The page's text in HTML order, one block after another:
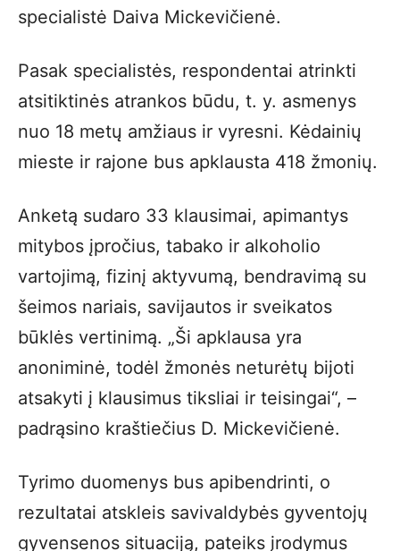
specialistė Daiva Mickevičienė.
Pasak specialistės, respondentai atrinkti
atsitiktinės atrankos būdu, t. y. asmenys
nuo 18 metų amžiaus ir vyresni. Kėdainių
mieste ir rajone bus apklausta 418 žmonių.
Anketą sudaro 33 klausimai, apimantys
mitybos įpročius, tabako ir alkoholio
vartojimą, fizinį aktyvumą, bendravimą su
šeimos nariais, savijautos ir sveikatos
būklės vertinimą. „Ši apklausa yra
anoniminė, todėl žmonės neturėtų bijoti
atsakyti į klausimus tiksliai ir teisingai“, –
padrąsino kraštiečius D. Mickevičienė.
Tyrimo duomenys bus apibendrinti, o
rezultatai atskleis savivaldybės gyventojų
gyvensenos situaciją, pateiks įrodymus